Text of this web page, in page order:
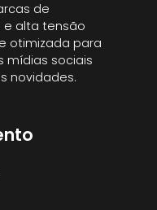
de
e alta tensão
otimizada para
mídias sociais
novidades.